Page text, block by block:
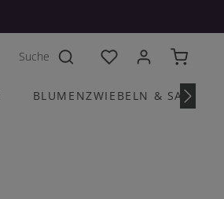
Du hast 0 Produkte
BLUMENZWIEBELN &